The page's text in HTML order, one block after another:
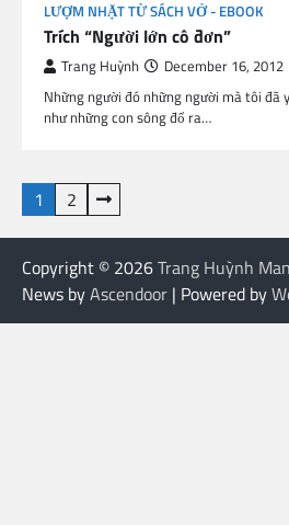
LƯỢM NHẶT TỪ SÁCH VỞ - EBOOK
Trích “Người lớn cô đơn”
Trang Huỳnh December 16, 2012
Những người đó những người mà tôi đã
như những con sông đổ ra…
Posts
pagination
1 2
Copyright © 2026Trang Huỳnh
News byAscendoor | Powered by